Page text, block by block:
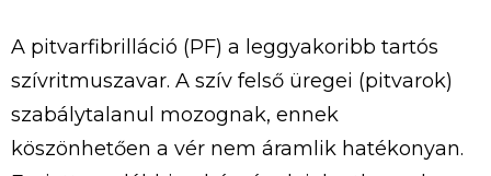
A pitvarfibrilláció (PF) a leggyakoribb tartós
szívritmuszavar. A szív felső üregei (pitvarok)
szabálytalanul mozognak, ennek
köszönhetően a vér nem áramlik hatékonyan.